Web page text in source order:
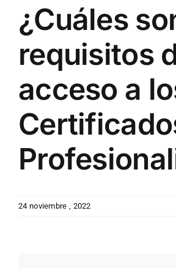
Blog
Contacto
¿Cuáles
requisitos
acceso a
24 noviembre , 2022